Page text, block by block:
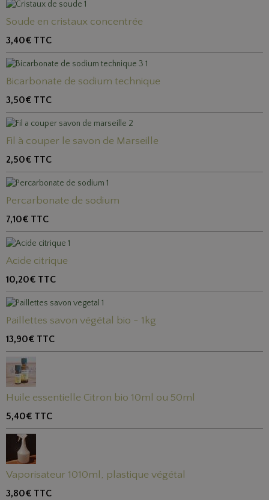
Soude en cristaux concentrée
3,40€ TTC
Bicarbonate de sodium technique
3,50€ TTC
Fil à couper le savon de Marseille
2,50€ TTC
Percarbonate de sodium
7,10€ TTC
Acide citrique
10,20€ TTC
Paillettes savon végétal bio - 1kg
13,90€ TTC
Huile essentielle Citron bio 10ml ou 50ml
5,40€ TTC
Vaporisateur 1010ml, plastique végétal
3,80€ TTC